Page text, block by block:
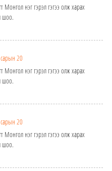
Монгол нэг гэрэл гэгээ олж харах
шоо.
20
Монгол нэг гэрэл гэгээ олж харах
шоо.
20
Монгол нэг гэрэл гэгээ олж харах
шоо.